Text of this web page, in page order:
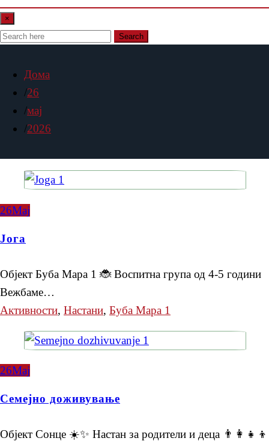
×
Search
Дома
26
мај
2026
26Мај
Јога
Објект Буба Мара 1 🐞 Воспитна група од 4-5 години
Вежбаме…
Активности, Настани, Буба Мара 1
26Мај
Семејно доживување
Објект Сонце ☀️✨ Настан за родители и деца 👨‍👩‍👧‍👦